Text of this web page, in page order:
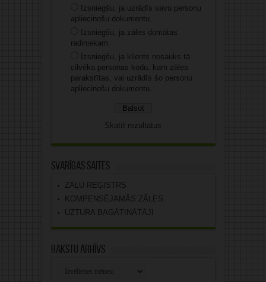
Izsniegšu, ja uzrādīs savu personu
apliecinošu dokumentu.
Izsniegšu, ja zāles domātas
radiniekam.
Izsniegšu, ja klients nosauks tā
cilvēka personas kodu, kam zāles
parakstītas, vai uzrādīs šo personu
apliecinošu dokumentu.
Skatīt rezultātus
Svarīgas saites
ZĀĻU REĢISTRS
KOMPENSĒJAMĀS ZĀLES
UZTURA BAGĀTINĀTĀJI
Rakstu arhīvs